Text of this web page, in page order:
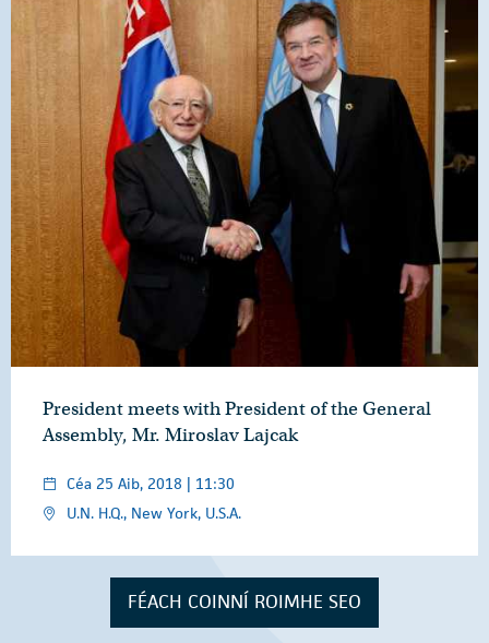
President meets with President of the General
Assembly, Mr. Miroslav Lajcak
Céa 25 Aib, 2018 | 11:30
U.N. H.Q., New York, U.S.A.
FÉACH COINNÍ ROIMHE SEO